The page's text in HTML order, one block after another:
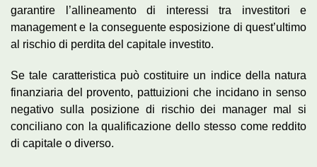
garantire l’allineamento di interessi tra investitori e
management e la conseguente esposizione di quest’ultimo
al rischio di perdita del capitale investito.
Se tale caratteristica può costituire un indice della natura
finanziaria del provento, pattuizioni che incidano in senso
negativo sulla posizione di rischio dei manager mal si
conciliano con la qualificazione dello stesso come reddito
di capitale o diverso.